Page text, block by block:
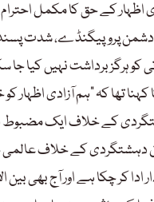
اظہار کے حق کا مکمل احترام
پروپیگنڈے، شدت
کو ہرگز برداشت نہیں کیا
تھا کہ ”ہم آزادی اظہار
کے خلاف ایک مضبوط
دہشتگردی کے خلاف
ادا کر چکا ہے اور آج بھی بین